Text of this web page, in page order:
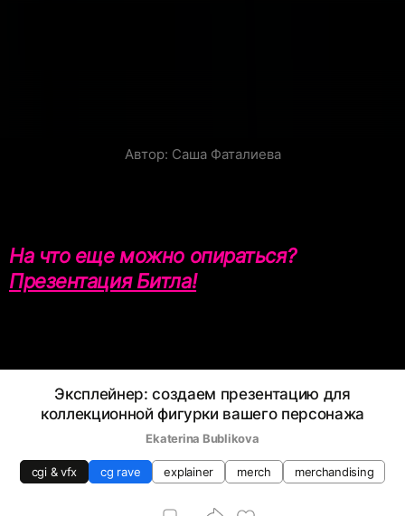
Автор: Саша Фаталиева
На что еще можно опираться?
Презентация Битла!
Эксплейнер: создаем презентацию для
коллекционной фигурки вашего персонажа
Ekaterina Bublikova
cgi & vfx cg rave explainer merch merchandising